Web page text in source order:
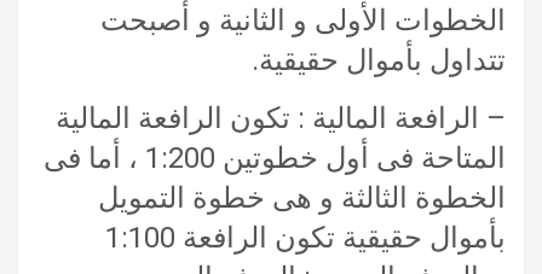
الخطوات الأولى و الثانية و أصبحت
تتداول بأموال حقيقية.
– الرافعة المالية : تكون الرافعة المالية
المتاحة فى أول خطوتين 1:200 ، أما فى
الخطوة الثالثة و هى خطوة التمويل
بأموال حقيقية تكون الرافعة 1:100